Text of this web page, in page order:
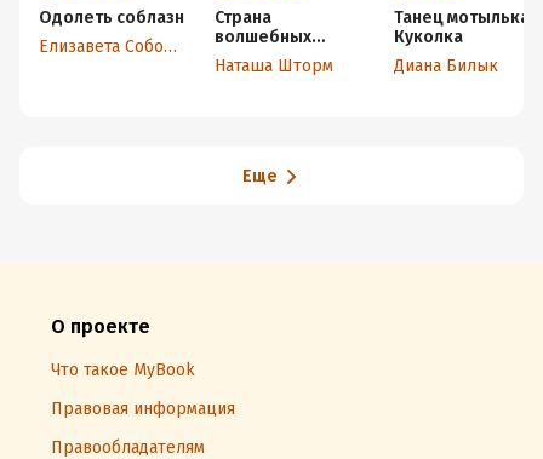
Одолеть соблазн
Елизавета Соболянская
Страна
волшебных
туманов
Наташа Шторм
Танец мотылька.
Куколка
Диана Билык
Еще
О проекте
Что такое MyBook
Правовая информация
Правообладателям